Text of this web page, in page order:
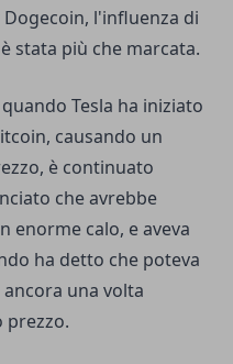
l'influenza di
stata più che marcata.
Tesla ha iniziato
causando un
è continuato
che avrebbe
enorme calo, e aveva
ha detto che poteva
una volta
prezzo.